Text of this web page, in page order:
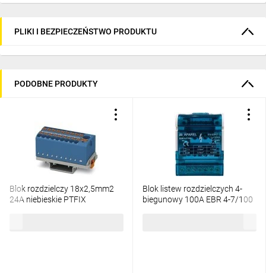
PLIKI I BEZPIECZEŃSTWO PRODUKTU
PODOBNE PRODUKTY
Blok rozdzielczy 18x2,5mm2
24A niebieskie PTFIX
Blok listew rozdzielczych 4-
biegunowy 100A EBR 4-7/100